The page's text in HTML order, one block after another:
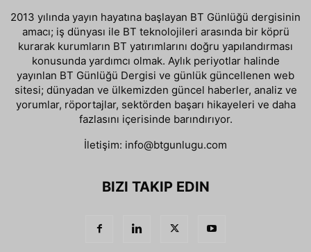
2013 yılında yayın hayatına başlayan BT Günlüğü dergisinin
amacı; iş dünyası ile BT teknolojileri arasında bir köprü
kurarak kurumların BT yatırımlarını doğru yapılandırması
konusunda yardımcı olmak. Aylık periyotlar halinde
yayınlan BT Günlüğü Dergisi ve günlük güncellenen web
sitesi; dünyadan ve ülkemizden güncel haberler, analiz ve
yorumlar, röportajlar, sektörden başarı hikayeleri ve daha
fazlasını içerisinde barındırıyor.
İletişim: info@btgunlugu.com
BIZI TAKIP EDIN